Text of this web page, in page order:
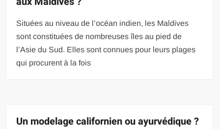
Situées au niveau de l’océan indien, les Maldives
sont constituées de nombreuses îles au pied de
l’Asie du Sud. Elles sont connues pour leurs plages
qui procurent à la fois
Un modelage californien ou ayurvédique ?